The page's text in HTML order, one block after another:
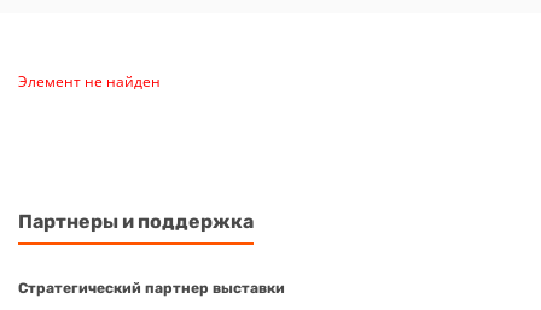
Элемент не найден
Партнеры и поддержка
Стратегический партнер выставки